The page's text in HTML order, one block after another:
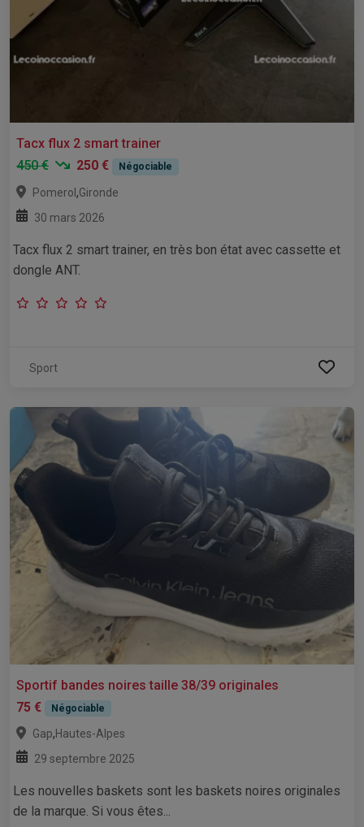
Tacx flux 2 smart trainer
450 €
250 € Négociable
Pomerol,Gironde
30 mars 2026
Tacx flux 2 smart trainer, en très bon état avec cassette et
dongle ANT.
Sport
Sportif bandes noires taille 38/39 originales
75 €
Négociable
Gap,Hautes-Alpes
29 septembre 2025
Les nouvelles baskets sont les baskets noires originales
de la marque. Si vous êtes...